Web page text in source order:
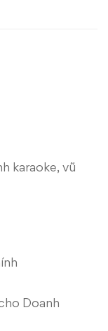
karaoke, vũ
Doanh